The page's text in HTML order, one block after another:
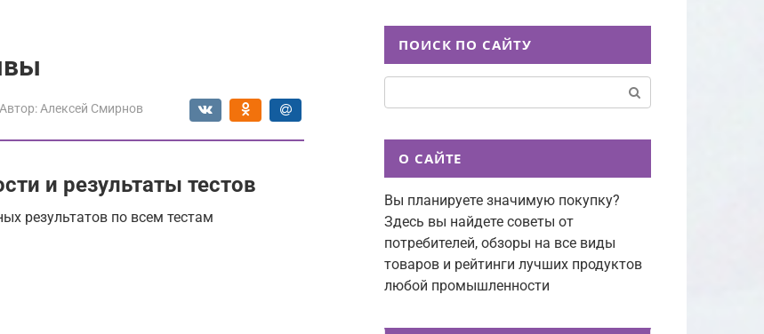
Автор: Алексей Смирнов
и результаты тестов
результатов по всем тестам
ПОИСК ПО САЙТУ
О САЙТЕ
Вы планируете значимую покупку?
Здесь вы найдете советы от
потребителей, обзоры на все виды
товаров и рейтинги лучших продуктов
любой промышленности